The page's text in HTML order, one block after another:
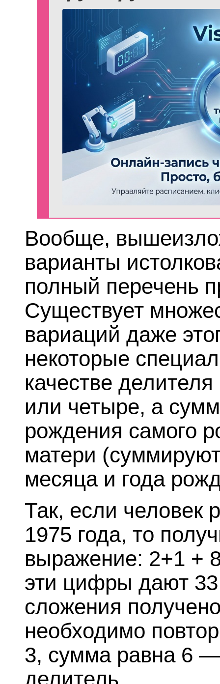
Вообще,
варианты
полный перечень
Существует
вариаций даже
некоторые
качестве
или четыре, а
рождения самого
матери
месяца и года
Так, если человек
1975 года, то
выражение: 2+1 +
эти цифры дают 33.
сложения
необходимо
3, сумма равна 6
делитель.